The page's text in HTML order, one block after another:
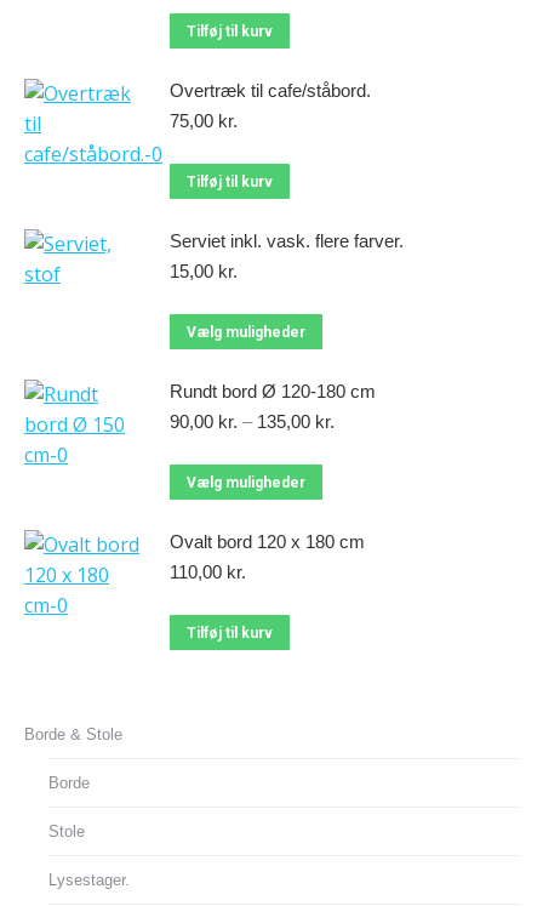
Tilføj til kurv
Overtræk til cafe/ståbord.
75,00 kr.
Tilføj til kurv
Serviet inkl. vask. flere farver.
15,00 kr.
Vælg muligheder
Rundt bord Ø 120-180 cm
90,00 kr. – 135,00 kr.
Vælg muligheder
Ovalt bord 120 x 180 cm
110,00 kr.
Tilføj til kurv
Borde & Stole
Borde
Stole
Lysestager.